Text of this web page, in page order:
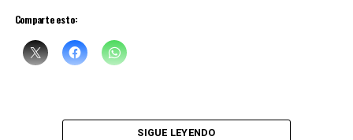
Denise Sciammarella(investigación y voz)
Comparte esto:
SIGUE LEYENDO